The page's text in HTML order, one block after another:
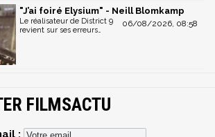
"J’ai foiré Elysium" - Neill Blomkamp
06/08/2026, 08:58
Le réalisateur de District 9
revient sur ses erreurs…
FILMSACTU
: